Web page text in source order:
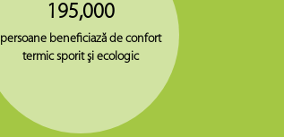
195,000
persoane beneficiază de confort
termic sporit şi ecologic